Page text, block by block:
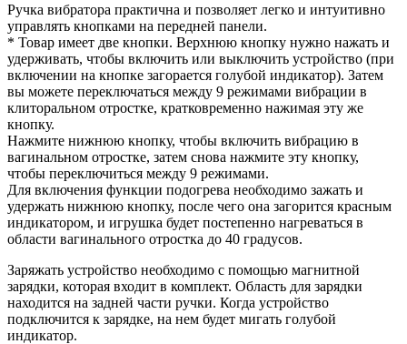
Ручка вибратора практична и позволяет легко и интуитивно
управлять кнопками на передней панели.
* Товар имеет две кнопки. Верхнюю кнопку нужно нажать и
удерживать, чтобы включить или выключить устройство (при
включении на кнопке загорается голубой индикатор). Затем
вы можете переключаться между 9 режимами вибрации в
клиторальном отростке, кратковременно нажимая эту же
кнопку.
Нажмите нижнюю кнопку, чтобы включить вибрацию в
вагинальном отростке, затем снова нажмите эту кнопку,
чтобы переключиться между 9 режимами.
Для включения функции подогрева необходимо зажать и
удержать нижнюю кнопку, после чего она загорится красным
индикатором, и игрушка будет постепенно нагреваться в
области вагинального отростка до 40 градусов.
Заряжать устройство необходимо с помощью магнитной
зарядки, которая входит в комплект. Область для зарядки
находится на задней части ручки. Когда устройство
подключится к зарядке, на нем будет мигать голубой
индикатор.